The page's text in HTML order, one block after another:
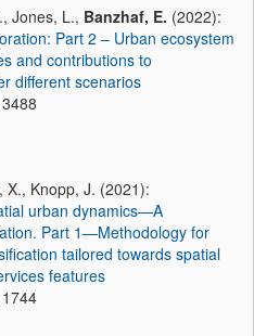
Jones, L., Banzhaf, E. (2022):
Part 2 – Urban ecosystem
and contributions to
different scenarios
X., Knopp, J. (2021):
urban dynamics—A
Part 1—Methodology for
tailored towards spatial
features